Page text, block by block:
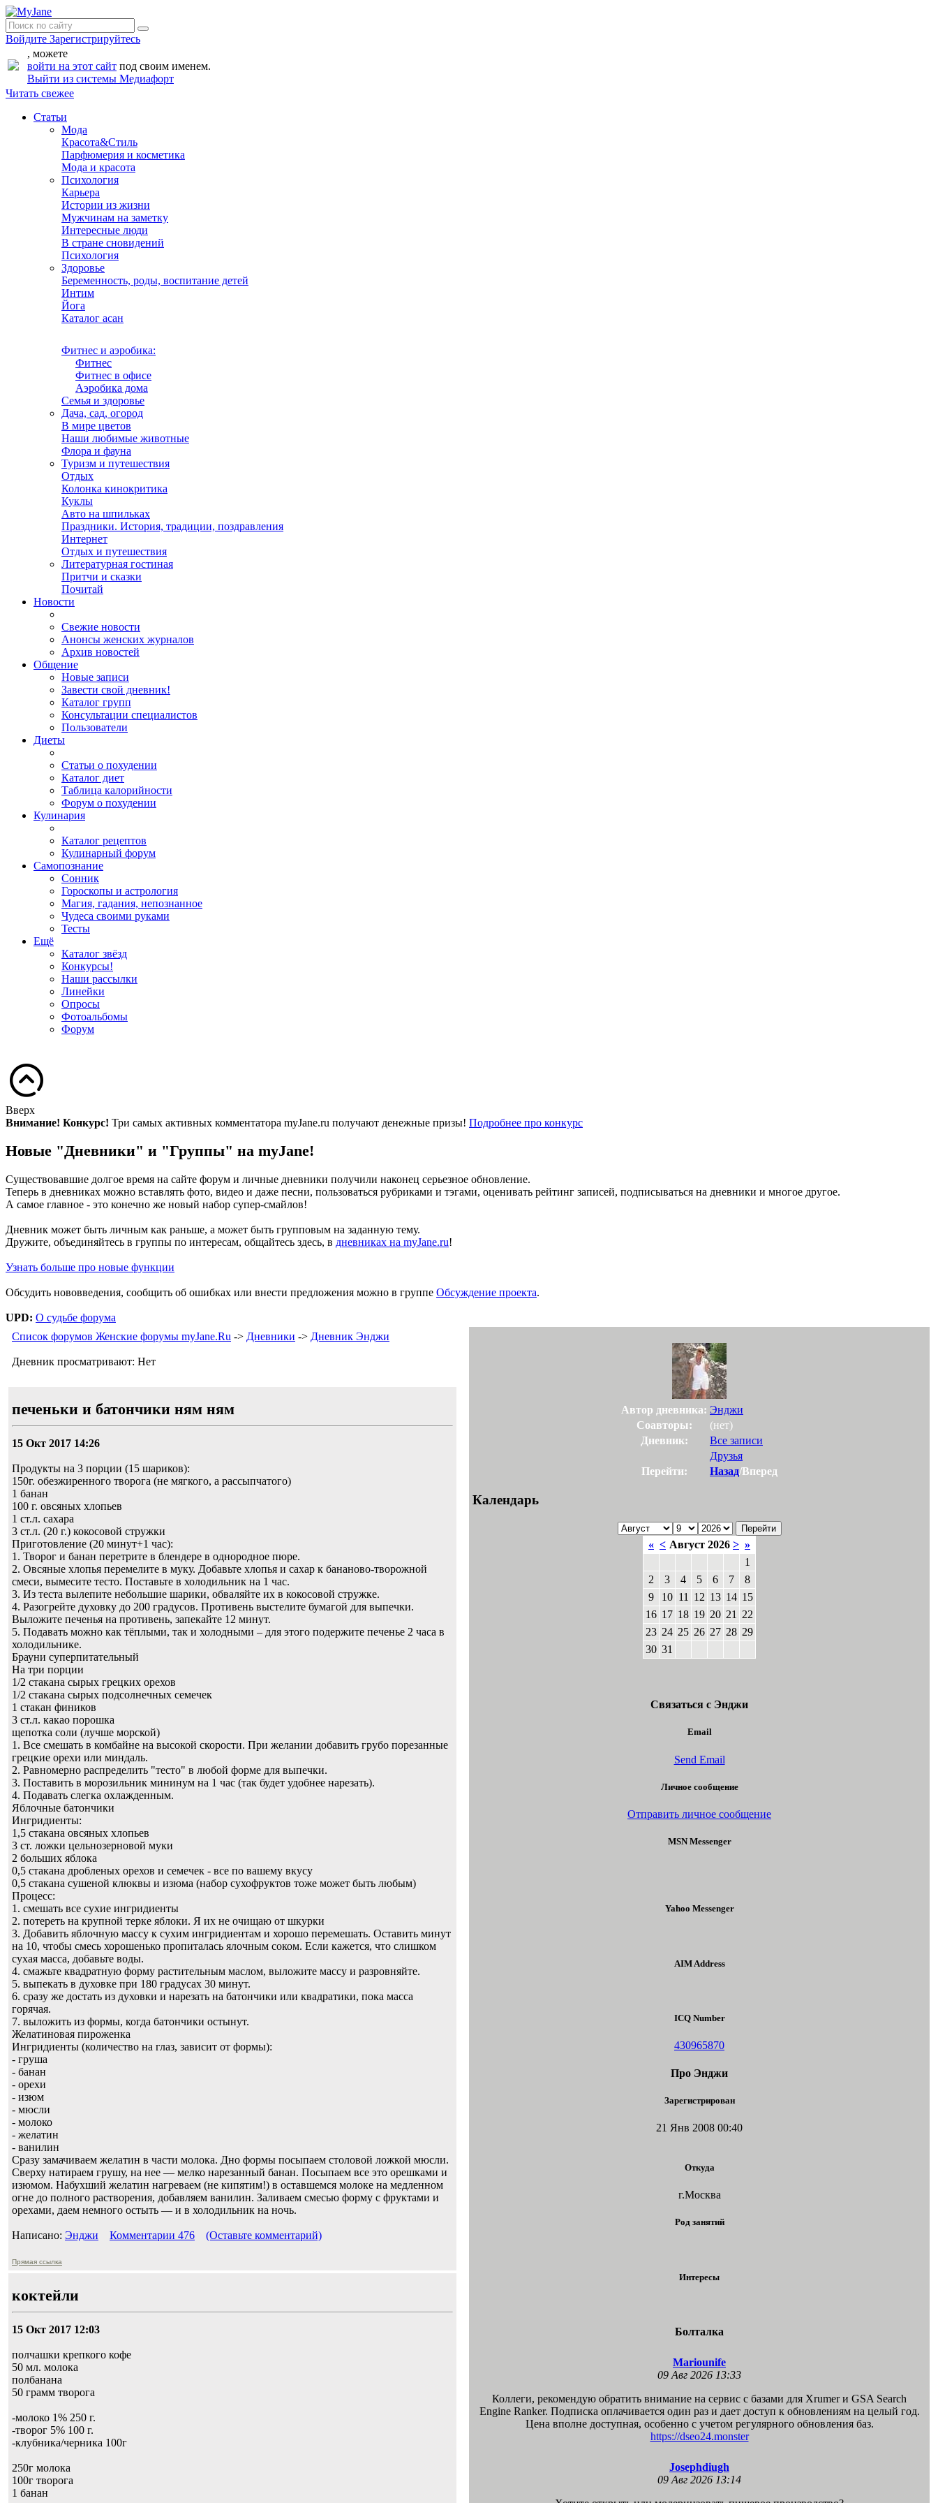
Войдите Зарегистрируйтесь
, можете
войти на этот сайт под своим именем.
Выйти из системы Медиафорт
Читать свежее
Статьи
Мода
Красота&Стиль
Парфюмерия и косметика
Мода и красота
Психология
Карьера
Истории из жизни
Мужчинам на заметку
Интересные люди
В стране сновидений
Психология
Здоровье
Беременность, роды, воспитание детей
Интим
Йога
Каталог асан
Фитнес и аэробика:
Фитнес
Фитнес в офисе
Аэробика дома
Семья и здоровье
Дача, сад, огород
В мире цветов
Наши любимые животные
Флора и фауна
Туризм и путешествия
Отдых
Колонка кинокритика
Куклы
Авто на шпильках
Праздники. История, традиции, поздравления
Интернет
Отдых и путешествия
Литературная гостиная
Притчи и сказки
Почитай
Новости
Свежие новости
Анонсы женских журналов
Архив новостей
Общение
Новые записи
Завести свой дневник!
Каталог групп
Консультации специалистов
Пользователи
Диеты
Статьи о похудении
Каталог диет
Таблица калорийности
Форум о похудении
Кулинария
Каталог рецептов
Кулинарный форум
Самопознание
Сонник
Гороскопы и астрология
Магия, гадания, непознанное
Чудеса своими руками
Тесты
Ещё
Каталог звёзд
Конкурсы!
Наши рассылки
Линейки
Опросы
Фотоальбомы
Форум
Вверх
Внимание! Конкурс! Три самых активных комментатора myJane.ru получают денежные призы! Подробнее про конкурс
Новые "Дневники" и "Группы" на myJane!
Существовавшие долгое время на сайте форум и личные дневники получили наконец серьезное обновление.
Теперь в дневниках можно вставлять фото, видео и даже песни, пользоваться рубриками и тэгами, оценивать рейтинг записей, подписываться на дневники и многое другое.
А самое главное - это конечно же новый набор супер-смайлов!
Дневник может быть личным как раньше, а может быть групповым на заданную тему.
Дружите, объединяйтесь в группы по интересам, общайтесь здесь, в дневниках на myJane.ru!
Узнать больше про новые функции
Обсудить нововведения, сообщить об ошибках или внести предложения можно в группе Обсуждение проекта.
UPD: О судьбе форума
Список форумов Женские форумы myJane.Ru -> Дневники -> Дневник Энджи
Дневник просматривают: Нет
печеньки и батончики ням ням
15 Окт 2017 14:26
Продукты на 3 порции (15 шариков):
150г. обезжиренного творога (не мягкого, а рассыпчатого)
1 банан
100 г. овсяных хлопьев
1 ст.л. сахара
3 ст.л. (20 г.) кокосовой стружки
Приготовление (20 минут+1 час):
1. Творог и банан перетрите в блендере в однородное пюре.
2. Овсяные хлопья перемелите в муку. Добавьте хлопья и сахар к бананово-творожной
смеси, вымесите тесто. Поставьте в холодильник на 1 час.
3. Из теста вылепите небольшие шарики, обваляйте их в кокосовой стружке.
4. Разогрейте духовку до 200 градусов. Противень выстелите бумагой для выпечки.
Выложите печенья на противень, запекайте 12 минут.
5. Подавать можно как тёплыми, так и холодными – для этого подержите печенье 2 часа в
холодильнике.
Брауни суперпитательный
На три порции
1/2 стакана сырых грецких орехов
1/2 стакана сырых подсолнечных семечек
1 стакан фиников
3 ст.л. какао порошка
щепотка соли (лучше морской)
1. Все смешать в комбайне на высокой скорости. При желании добавить грубо порезанные
грецкие орехи или миндаль.
2. Равномерно распределить "тесто" в любой форме для выпечки.
3. Поставить в морозильник мининум на 1 час (так будет удобнее нарезать).
4. Подавать слегка охлажденным.
Яблочные батончики
Ингридиенты:
1,5 стакана овсяных хлопьев
3 ст. ложки цельнозерновой муки
2 больших яблока
0,5 стакана дробленых орехов и семечек - все по вашему вкусу
0,5 стакана сушеной клюквы и изюма (набор сухофруктов тоже может быть любым)
Процесс:
1. смешать все сухие ингридиенты
2. потереть на крупной терке яблоки. Я их не очищаю от шкурки
3. Добавить яблочную массу к сухим ингридиентам и хорошо перемешать. Оставить минут
на 10, чтобы смесь хорошенько пропиталась ялочным соком. Если кажется, что слишком
сухая масса, добавьте воды.
4. смажьте квадратную форму растительным маслом, выложите массу и разровняйте.
5. выпекать в духовке при 180 градусах 30 минут.
6. сразу же достать из духовки и нарезать на батончики или квадратики, пока масса
горячая.
7. выложить из формы, когда батончики остынут.
Желатиновая пироженка
Ингридиенты (количество на глаз, зависит от формы):
- груша
- банан
- орехи
- изюм
- мюсли
- молоко
- желатин
- ванилин
Сразу замачиваем желатин в части молока. Дно формы посыпаем столовой ложкой мюсли.
Сверху натираем грушу, на нее — мелко нарезанный банан. Посыпаем все это орешками и
изюмом. Набухший желатин нагреваем (не кипятим!) в оставшемся молоке на медленном
огне до полного растворения, добавляем ванилин. Заливаем смесью форму с фруктами и
орехами, даем немного остыть — и в холодильник на ночь.
Написано: Энджи Комментарии 476 (Оставьте комментарий)
Прямая ссылка
коктейли
15 Окт 2017 12:03
полчашки крепкого кофе
50 мл. молока
полбанана
50 грамм творога
-молоко 1% 250 г.
-творог 5% 100 г.
-клубника/черника 100г
250г молока
100г творога
1 банан
Автор дневника: Энджи
Соавторы:
(нет)
Дневник:
Все записи
Друзья
Перейти:
Назад/Вперед
Календарь
« < »
>
Август 2026
1
2
3 4 5 6 7
8
9
10 11 12 13 14 15
16 17 18 19 20 21
22
23 24 25 26 27 28 29
30 31
Связаться с Энджи
Email
Send Email
Личное сообщение
Отправить личное сообщение
MSN Messenger
Yahoo Messenger
AIM Address
ICQ Number
430965870
Про Энджи
Зарегистрирован
21 Янв 2008 00:40
Откуда
г.Москва
Род занятий
Интересы
Болталка
Mariounife
09 Авг 2026 13:33
Коллеги, рекомендую обратить внимание на сервис с базами для Xrumer и GSA Search
Engine Ranker. Подписка оплачивается один раз и дает доступ к обновлениям на целый год.
Цена вполне доступная, особенно с учетом регулярного обновления баз.
https://dseo24.monster
Josephdiugh
09 Авг 2026 13:14